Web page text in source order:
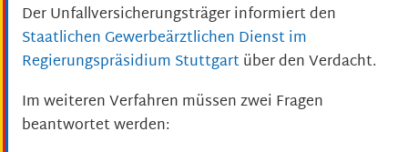
Der Unfallversicherungsträger informiert den
Staatlichen Gewerbeärztlichen Dienst im
Regierungspräsidium Stuttgartüber den Verdacht.
Im weiteren Verfahren müssen zwei Fragen
beantwortet werden: